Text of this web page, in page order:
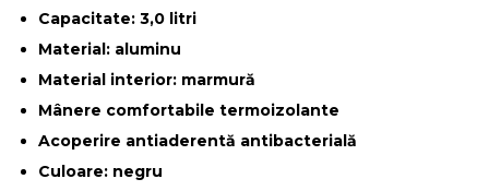
Capacitate: 3,0 litri
Material: aluminu
Material interior: marmură
Mânere comfortabile termoizolante
Acoperire antiaderentă antibacterială
Culoare: negru